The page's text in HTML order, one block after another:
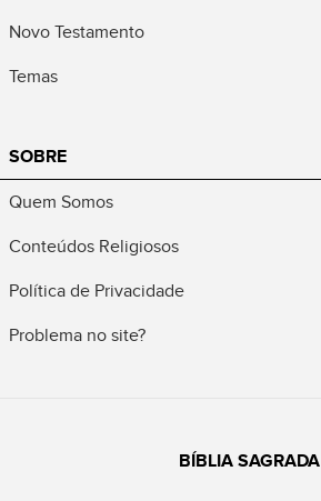
Novo Testamento
Temas
SOBRE
Quem Somos
Conteúdos Religiosos
Política de Privacidade
Problema no site?
BÍBLIA SAGRADA